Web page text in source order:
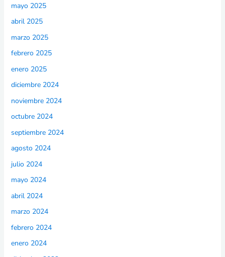
mayo 2025
abril 2025
marzo 2025
febrero 2025
enero 2025
diciembre 2024
noviembre 2024
octubre 2024
septiembre 2024
agosto 2024
julio 2024
mayo 2024
abril 2024
marzo 2024
febrero 2024
enero 2024